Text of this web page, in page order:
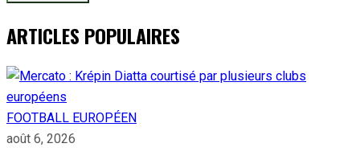
ARTICLES POPULAIRES
FOOTBALL EUROPÉEN
août 6, 2026